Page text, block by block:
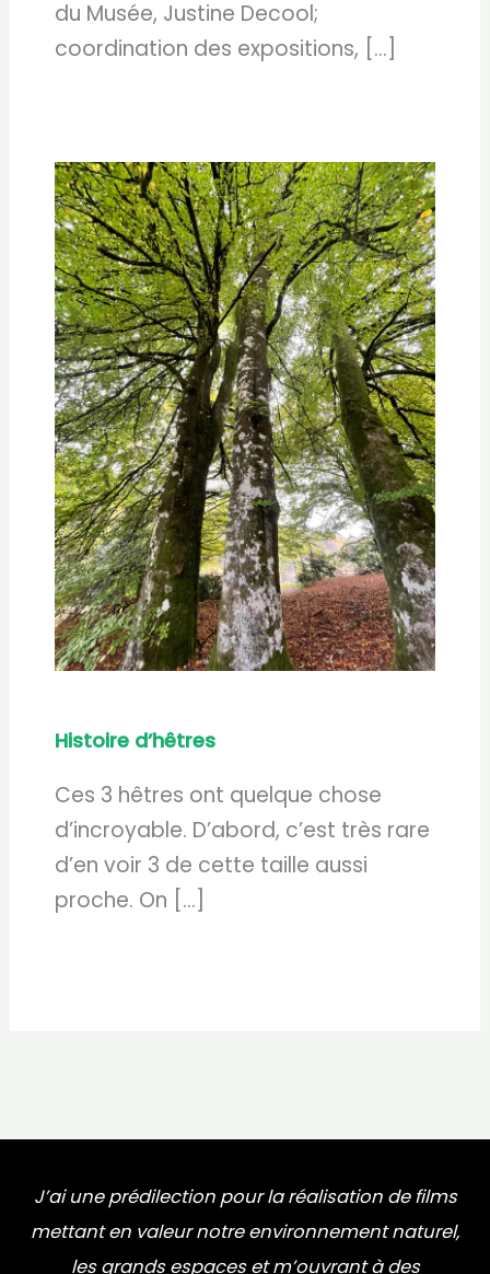
du Musée, Justine Decool;
coordination des expositions, […]
Histoire d’hêtres
Ces 3 hêtres ont quelque chose
d’incroyable. D’abord, c’est très rare
d’en voir 3 de cette taille aussi
proche. On […]
J’ai une prédilection pour la réalisation de films
mettant en valeur notre environnement naturel,
les grands espaces et m’ouvrant à des